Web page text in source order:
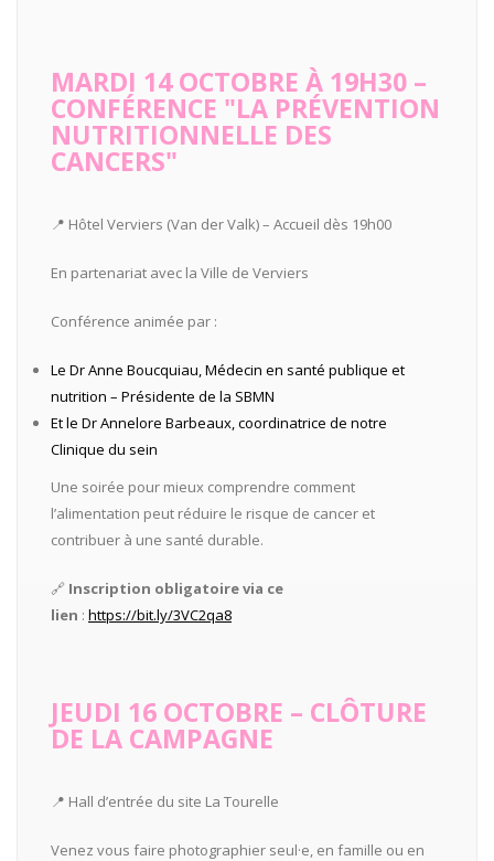
MARDI 14 OCTOBRE À 19H30 –
CONFÉRENCE "LA PRÉVENTION
NUTRITIONNELLE DES
CANCERS"
📍 Hôtel Verviers (Van der Valk) – Accueil dès 19h00
En partenariat avec la Ville de Verviers
Conférence animée par :
Le Dr Anne Boucquiau, Médecin en santé publique et
nutrition – Présidente de la SBMN
Et le Dr Annelore Barbeaux, coordinatrice de notre
Clinique du sein
Une soirée pour mieux comprendre comment
l’alimentation peut réduire le risque de cancer et
contribuer à une santé durable.
🔗 Inscription obligatoire via ce
lien : https://bit.ly/3VC2qa8
JEUDI 16 OCTOBRE – CLÔTURE
DE LA CAMPAGNE
📍 Hall d’entrée du site La Tourelle
Venez vous faire photographier seul·e, en famille ou en